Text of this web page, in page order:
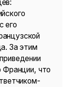
его
За этим
Франции, что